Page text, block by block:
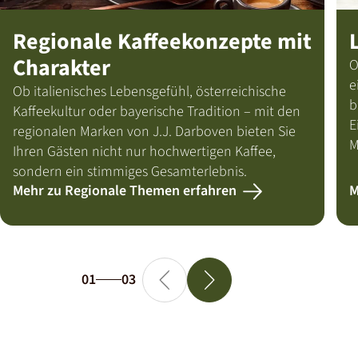
Regionale Kaffeekonzepte mit
Charakter
Ob italienisches Lebensgefühl, österreichische
Kaffeekultur oder bayerische Tradition – mit den
regionalen Marken von J.J. Darboven bieten Sie
Ihren Gästen nicht nur hochwertigen Kaffee,
sondern ein stimmiges Gesamterlebnis.
Mehr zu Regionale Themen erfahren
01 03